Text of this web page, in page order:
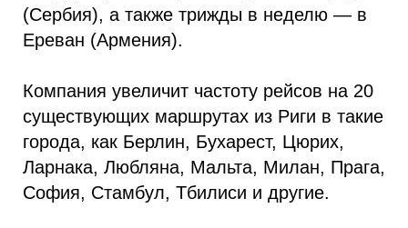
(Сербия), а также трижды в неделю — в
Ереван (Армения).
Компания увеличит частоту рейсов на 20
существующих маршрутах из Риги в такие
города, как Берлин, Бухарест, Цюрих,
Ларнака, Любляна, Мальта, Милан, Прага,
София, Стамбул, Тбилиси и другие.